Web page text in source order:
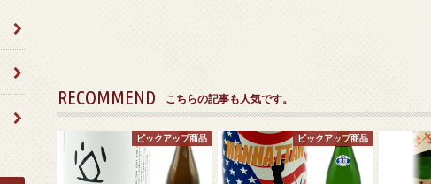
RECOMMEND こちらの記事も人気です。
ピックアップ商品 ピックアップ商品